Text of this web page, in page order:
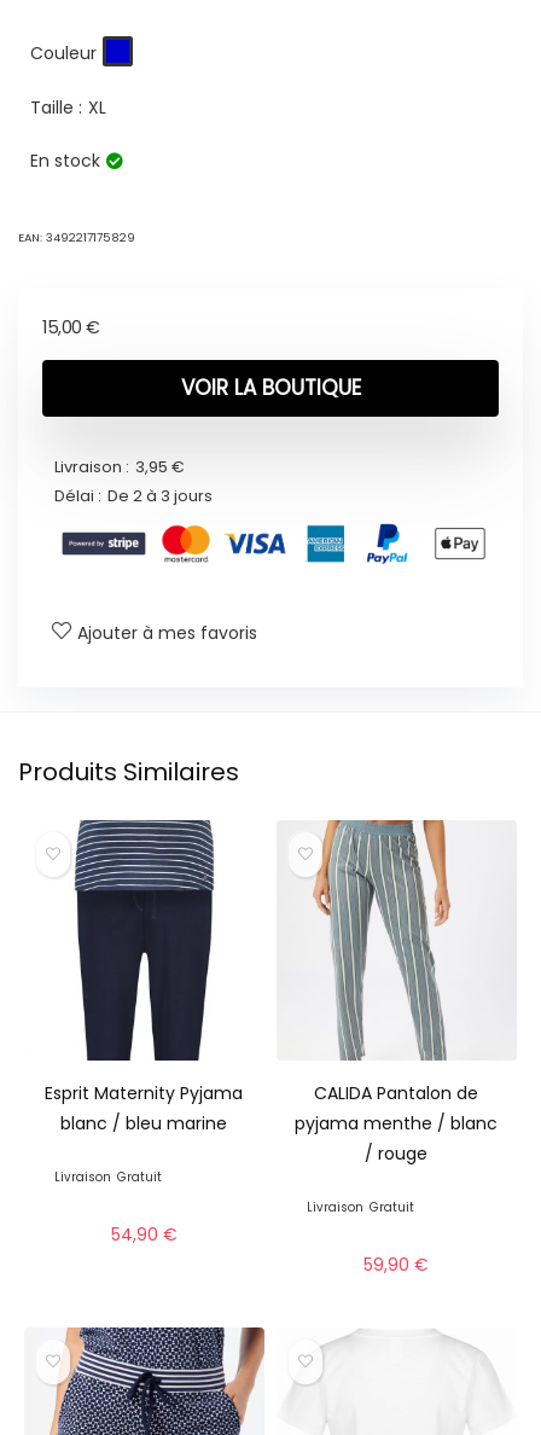
Couleur
Taille : XL
En stock
EAN: 3492217175829
15,00 €
VOIR LA BOUTIQUE
Livraison : 3,95 €
Délai : De 2 à 3 jours
Ajouter à mes favoris
Produits Similaires
Esprit Maternity Pyjama
blanc / bleu marine
Livraison Gratuit
54,90 €
CALIDA Pantalon de
pyjama menthe / blanc
/ rouge
Livraison Gratuit
59,90€